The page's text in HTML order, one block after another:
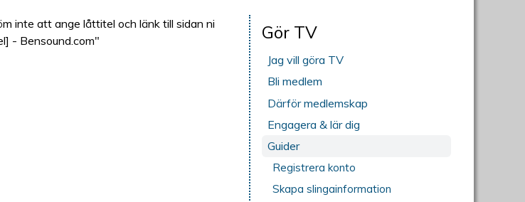
inte att ange låttitel och länk till sidan ni
- Bensound.com"
Gör TV
Jag vill göra TV
Bli medlem
Därför medlemskap
Engagera & lär dig
Guider
Registrera konto
Skapa slingainformation